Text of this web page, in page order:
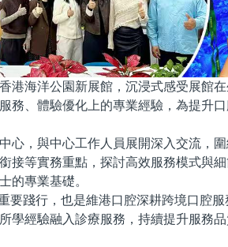
港海洋公園新展館，沉浸式感受展館
務、體驗優化上的專業經驗，為提升
心，與中心工作人員展開深入交流，
接等實務重點，探討高效服務模式與
的專業基礎。
要踐行，也是維港口腔深耕跨境口腔
學經驗融入診療服務，持續提升服務